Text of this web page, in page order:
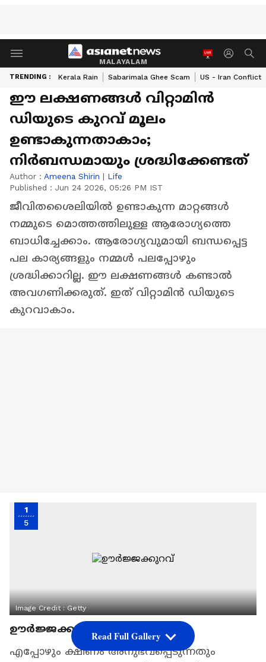
MALAYALAM
TRENDING : Kerala Rain Sabarimala Ghee Scam US - Iran Conflict
ഈ ലക്ഷണങ്ങൾ വിറ്റാമിൻ
ഡിയുടെ കുറവ് മൂലം
ഉണ്ടാകുന്നതാകാം;
നിർബന്ധമായും ശ്രദ്ധിക്കേണ്ടത്
Author : Ameena Shirin | Life
Published : Jun 24 2026, 05:26 PM IST
ജീവിതശൈലിയിൽ ഉണ്ടാകുന്ന മാറ്റങ്ങൾ
നമ്മുടെ മൊത്തത്തിലുള്ള ആരോഗ്യത്തെ
ബാധിച്ചേക്കാം. ആരോഗ്യവുമായി ബന്ധപ്പെട്ട
പല കാര്യങ്ങളും നമ്മൾ പലപ്പോഴും
ശ്രദ്ധിക്കാറില്ല. ഈ ലക്ഷണങ്ങൾ കണ്ടാൽ
അവഗണിക്കരുത്. ഇത് വിറ്റാമിൻ ഡിയുടെ
കുറവാകാം.
1
5
Image Credit :Getty
ഊർജ്ജക്കുറവ്
എപ്പോഴും ക്ഷീണം അനുഭവപ്പെടുന്നതും
Read Full Gallery